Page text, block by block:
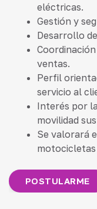
eléctricas.
Gestión y
Desarrollo
ventas.
Perfil
servicio al
Interés por
movilidad
Se valorará